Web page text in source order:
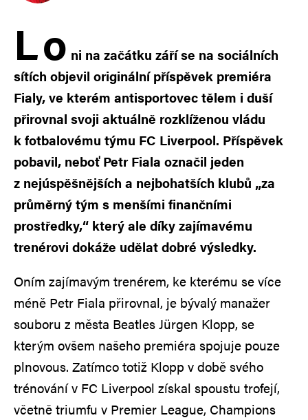
Lo ni na začátku září se na sociálních
sítích objevil originální příspěvek premiéra
Fialy, ve kterém antisportovec tělem i duší
přirovnal svoji aktuálně rozklíženou vládu
k fotbalovému týmu FC Liverpool. Příspěvek
pobavil, neboť Petr Fiala označil jeden
z nejúspěšnějších a nejbohatších klubů „za
průměrný tým s menšími finančními
prostředky,“ který ale díky zajímavému
trenérovi dokáže udělat dobré výsledky.
Oním zajímavým trenérem, ke kterému se více
méně Petr Fiala přirovnal, je bývalý manažer
souboru z města Beatles Jürgen Klopp, se
kterým ovšem našeho premiéra spojuje pouze
plnovous. Zatímco totiž Klopp v době svého
trénování v FC Liverpool získal spoustu trofejí,
včetně triumfu v Premier League, Champions